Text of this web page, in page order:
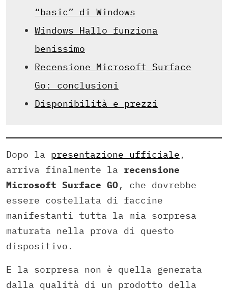
“basic” di Windows
Windows Hallo funziona
benissimo
Recensione Microsoft Surface
Go: conclusioni
Disponibilità e prezzi
Dopo la presentazione ufficiale ,
arriva finalmente la recensione
Microsoft Surface GO, che dovrebbe
essere costellata di faccine
manifestanti tutta la mia sorpresa
maturata nella prova di questo
dispositivo.
E la sorpresa non è quella generata
dalla qualità di un prodotto della